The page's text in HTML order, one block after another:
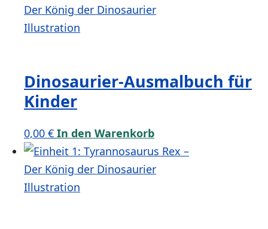
Dinosaurier-Ausmalbuch für
Kinder
0,00 € In den Warenkorb